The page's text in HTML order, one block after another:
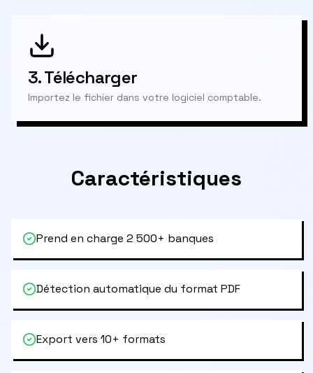
3.Télécharger
Importez le fichier dans votre logiciel comptable.
Caractéristiques
Prend en charge 2 500+ banques
Détection automatique du format PDF
Export vers 10+ formats